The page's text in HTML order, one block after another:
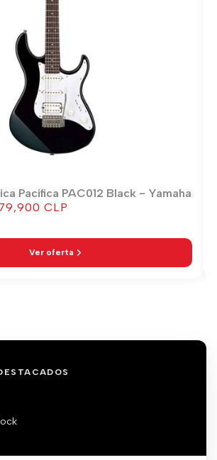
Pacifica PAC012 Black - Yamaha
CLP
Ver oferta